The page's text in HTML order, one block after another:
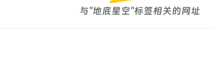
与"地底星空"标签相关的网址